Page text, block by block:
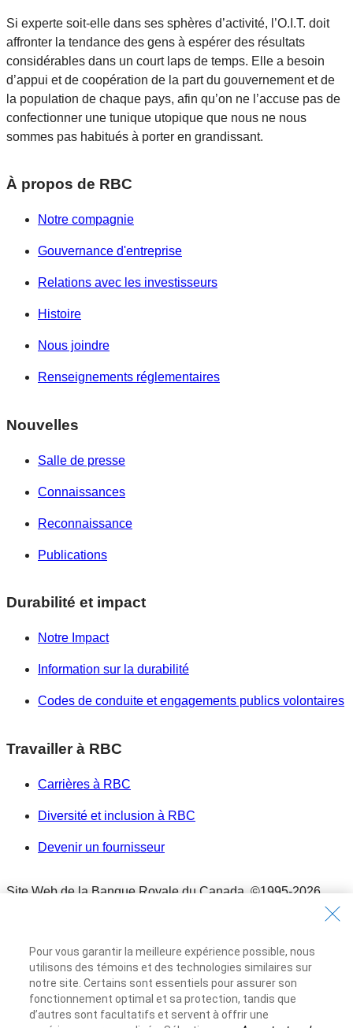
Si experte soit-elle dans ses sphères d’activité, l’O.I.T. doit
affronter la tendance des gens à espérer des résultats
considérables dans un court laps de temps. Elle a besoin
d’appui et de coopération de la part du gouvernement et de
la population de chaque pays, afin qu’on ne l’accuse pas de
confectionner une tunique utopique que nous ne nous
sommes pas habitués à porter en grandissant.
À propos de RBC
Notre compagnie
Gouvernance d'entreprise
Relations avec les investisseurs
Histoire
Nous joindre
Renseignements réglementaires
Nouvelles
Salle de presse
Connaissances
Reconnaissance
Publications
Durabilité et impact
Notre Impact
Information sur la durabilité
Codes de conduite et engagements publics volontaires
Travailler à RBC
Carrières à RBC
Diversité et inclusion à RBC
Devenir un fournisseur
Site Web de la Banque Royale du Canada,©1995-2026
Accessibilité
Accessibilité
Protection des renseignements et Sécurité
Protection des renseignements et Sécurité
Pour vous garantir la meilleure expérience possible, nous
utilisons des témoins et des technologies similaires sur
notre site. Certains sont essentiels pour assurer son
fonctionnement optimal et sa protection, tandis que
d’autres sont facultatifs et servent à offrir une